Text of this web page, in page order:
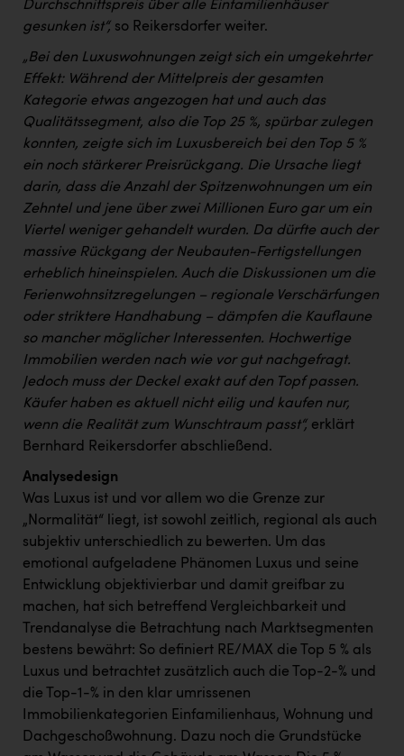
Durchschnittspreis über alle Einfamilienhäuser
gesunken ist“, so Reikersdorfer weiter.
„Bei den Luxuswohnungen zeigt sich ein umgekehrter
Effekt: Während der Mittelpreis der gesamten
Kategorie etwas angezogen hat und auch das
Qualitätssegment, also die Top 25 %, spürbar zulegen
konnten, zeigte sich im Luxusbereich bei den Top 5 %
ein noch stärkerer Preisrückgang. Die Ursache liegt
darin, dass die Anzahl der Spitzenwohnungen um ein
Zehntel und jene über zwei Millionen Euro gar um ein
Viertel weniger gehandelt wurden. Da dürfte auch der
massive Rückgang der Neubauten-Fertigstellungen
erheblich hineinspielen. Auch die Diskussionen um die
Ferienwohnsitzregelungen – regionale Verschärfungen
oder striktere Handhabung – dämpfen die Kauflaune
so mancher möglicher Interessenten. Hochwertige
Immobilien werden nach wie vor gut nachgefragt.
Jedoch muss der Deckel exakt auf den Topf passen.
Käufer haben es aktuell nicht eilig und kaufen nur,
wenn die Realität zum Wunschtraum passt“, erklärt
Bernhard Reikersdorfer abschließend.
Analysedesign
Was Luxus ist und vor allem wo die Grenze zur
„Normalität“ liegt, ist sowohl zeitlich, regional als auch
subjektiv unterschiedlich zu bewerten. Um das
emotional aufgeladene Phänomen Luxus und seine
Entwicklung objektivierbar und damit greifbar zu
machen, hat sich betreffend Vergleichbarkeit und
Trendanalyse die Betrachtung nach Marktsegmenten
bestens bewährt: So definiert RE/MAX die Top 5 % als
Luxus und betrachtet zusätzlich auch die Top-2-% und
die Top-1-% in den klar umrissenen
Immobilienkategorien Einfamilienhaus, Wohnung und
Dachgeschoßwohnung. Dazu noch die Grundstücke